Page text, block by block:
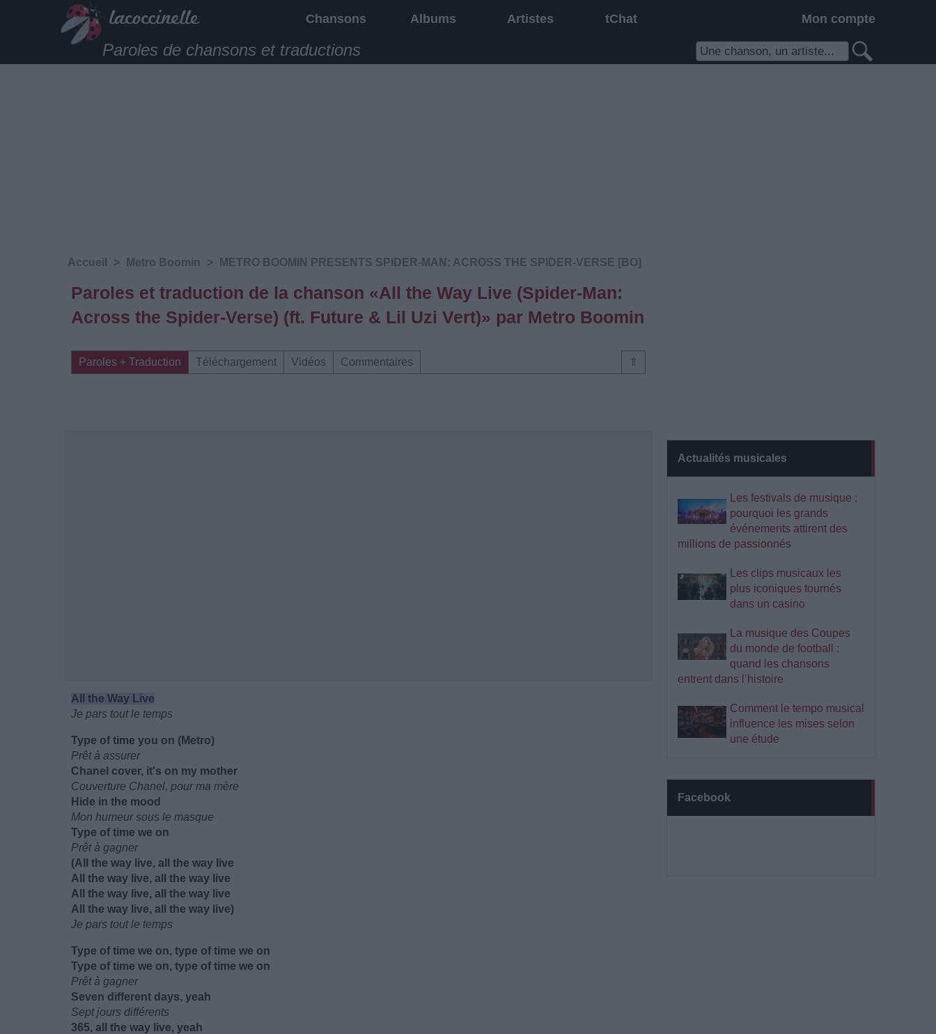
Chansons Albums Artistes tChat Mon compte
Paroles de chansons et traductions
Actualités musicales
Les festivals de musique :
pourquoi les grands
événements attirent des
millions de passionnés
Les clips musicaux les
plus iconiques tournés
dans un casino
La musique des Coupes
du monde de football :
quand les chansons
entrent dans l’histoire
Comment le tempo musical
influence les mises selon
une étude
Facebook
Accueil > Metro Boomin > METRO BOOMIN PRESENTS SPIDER-MAN: ACROSS THE SPIDER-VERSE [BO]
Paroles et traduction de la chanson «All the Way Live (Spider-Man:
Across the Spider-Verse) (ft. Future & Lil Uzi Vert)» par Metro Boomin
⇑
Paroles + Traduction Téléchargement Vidéos Commentaires
All the Way Live
Je pars tout le temps
Type of time you on (Metro)
Prêt à assurer
Chanel cover, it's on my mother
Couverture Chanel, pour ma mère
Hide in the mood
Mon humeur sous le masque
Type of time we on
Prêt à gagner
(All the way live, all the way live
All the way live, all the way live
All the way live, all the way live
All the way live, all the way live)
Je pars tout le temps
Type of time we on, type of time we on
Type of time we on, type of time we on
Prêt à gagner
Seven differеnt days, yeah
Sept jours différents
365, all the way live, yеah